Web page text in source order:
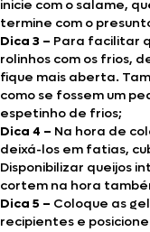
inicie com o salame,
termine com o
Dica 3 – Para facilitar
rolinhos com os frios,
fique mais aberta.
como se fossem um
espetinho de frios;
Dica 4 – Na hora de
deixá-los em fatias,
Disponibilizar queijos
cortem na hora
Dica 5 – Coloque as
recipientes e